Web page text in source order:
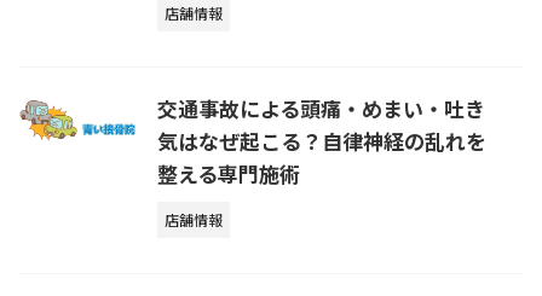
店舗情報
交通事故による頭痛・めまい・吐き
気はなぜ起こる？自律神経の乱れを
整える専門施術
店舗情報